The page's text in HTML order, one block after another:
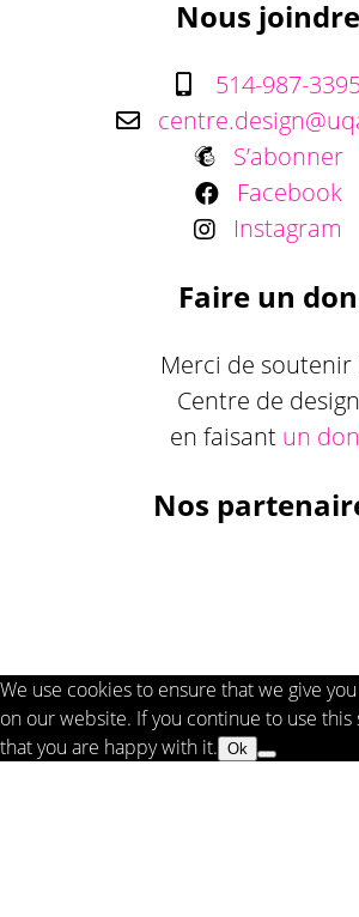
Nous joindre
514-987-
S’abonner
Facebook
Instagram
Faire un don
Merci de soutenir
Centre de design
en faisant un
Nos
We use cookies to ensure that we give
on our website. If you continue to use this
that you are happy with it. Ok